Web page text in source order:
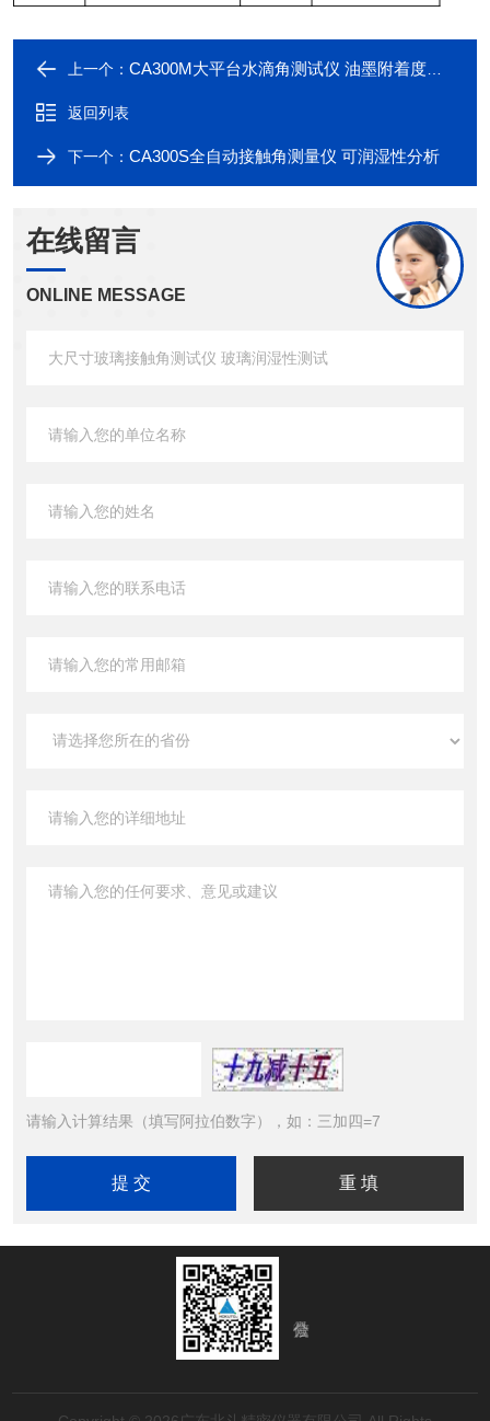
上一个： CA300M大平台水滴角测试仪 油墨附着度测量
返回列表
下一个： CA300S全自动接触角测量仪 可润湿性分析
在线留言
ONLINE MESSAGE
请输入计算结果（填写阿拉伯数字），如：三加四=7